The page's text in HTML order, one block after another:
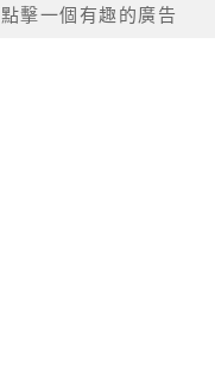
點擊一個有趣的廣告